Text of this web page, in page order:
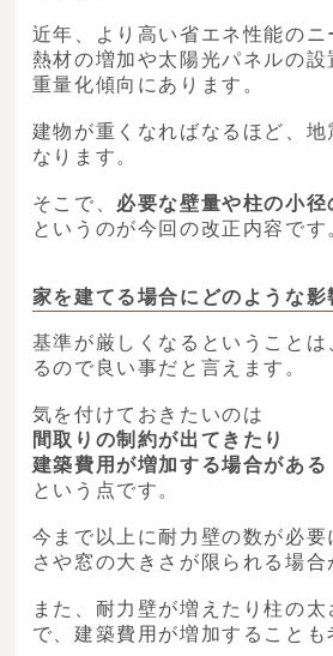
近年、より高い省エネ性能のニ
熱材の増加や太陽光パネルの設
重量化傾向にあります。
建物が重くなればなるほど、地
なります。
そこで、 必要な壁量や柱の小径
というのが今回の改正内容です
家を建てる場合にどのような影
基準が厳しくなるということは
るので良い事だと言えます。
気を付けておきたいのは
間取りの制約が出てきたり
建築費用が増加する場合がある
という点です。
今まで以上に耐力壁の数が必要
さや窓の大きさが限られる場合
また、耐力壁が増えたり柱の太
で、建築費用が増加することも